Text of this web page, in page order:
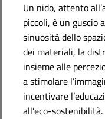
Un nido, attento
piccoli, è un guscio
sinuosità dello
dei materiali, la
insieme alle
a stimolare
incentivare
all’eco-sostenibilità.